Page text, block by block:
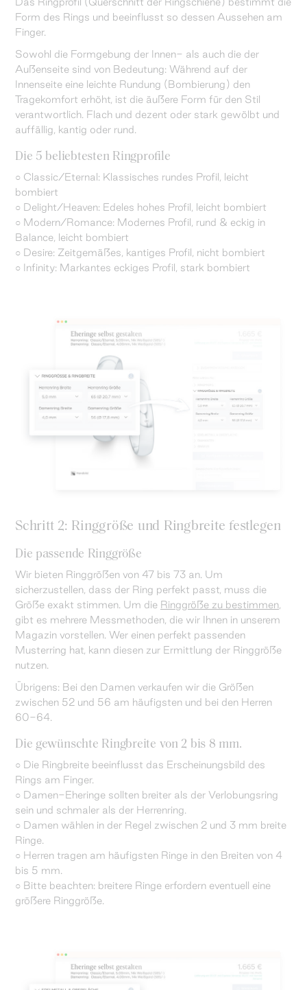
Form des Rings und beeinflusst so dessen Aussehen am
Finger.
Sowohl die Formgebung der Innen- als auch die der
Außenseite sind von Bedeutung: Während auf der
Innenseite eine leichte Rundung (Bombierung) den
Tragekomfort erhöht, ist die äußere Form für den Stil
verantwortlich. Flach und dezent oder stark gewölbt und
auffällig, kantig oder rund.
Die 5 beliebtesten Ringprofile
○ Classic/Eternal: Klassisches rundes Profil, leicht
bombiert
○ Delight/Heaven: Edeles hohes Profil, leicht bombiert
○ Modern/Romance: Modernes Profil, rund & eckig in
Balance, leicht bombiert
○ Desire: Zeitgemäßes, kantiges Profil, nicht bombiert
○ Infinity: Markantes eckiges Profil, stark bombiert
Schritt 2: Ringgröße und Ringbreite festlegen
Die passende Ringgröße
Wir bieten Ringgrößen von 47 bis 73 an. Um
sicherzustellen, dass der Ring perfekt passt, muss die
Größe exakt stimmen. Um die Ringgröße zu bestimmen
gibt es mehrere Messmethoden, die wir Ihnen in unserem
Magazin vorstellen. Wer einen perfekt passenden
Musterring hat, kann diesen zur Ermittlung der Ringgröße
nutzen.
Übrigens: Bei den Damen verkaufen wir die Größen
zwischen 52 und 56 am häufigsten und bei den Herren
60-64.
Die gewünschte Ringbreite von 2 bis 8 mm.
○ Die Ringbreite beeinflusst das Erscheinungsbild des
Rings am Finger.
○ Damen-Eheringe sollten breiter als der Verlobungsring
sein und schmaler als der Herrenring.
○ Damen wählen in der Regel zwischen 2 und 3 mm breite
Ringe.
○ Herren tragen am häufigsten Ringe in den Breiten von 4
bis 5 mm.
○ Bitte beachten: breitere Ringe erfordern eventuell eine
größere Ringgröße.